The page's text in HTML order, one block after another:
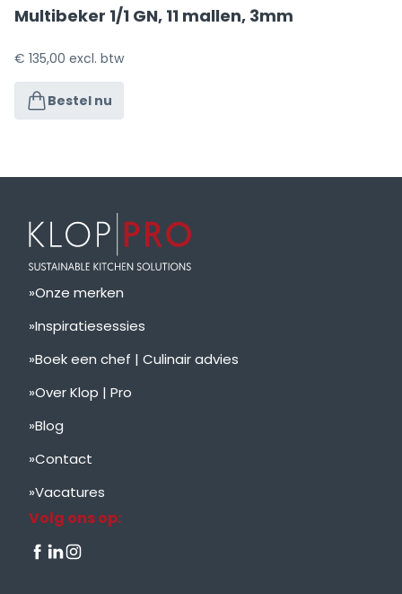
Multibeker 1/1 GN, 11 mallen, 3mm
€ 135,00 excl. btw
Bestel nu
Onze merken
Inspiratiesessies
Boek een chef | Culinair advies
Over Klop | Pro
Blog
Contact
Vacatures
Volg ons op: